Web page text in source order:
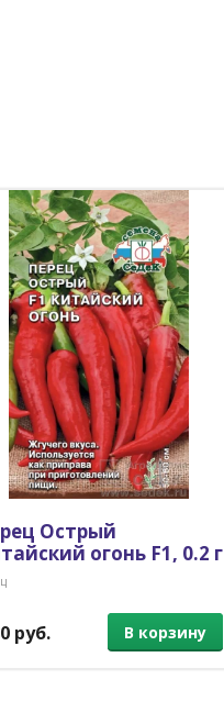
Острый
огонь F1, 0.2 г
руб. В корзину